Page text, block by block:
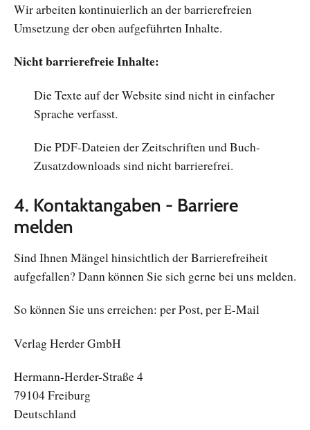
Wir arbeiten kontinuierlich an der barrierefreien
Umsetzung der oben aufgeführten Inhalte.
Nicht barrierefreie Inhalte:
Die Texte auf der Website sind nicht in einfacher
Sprache verfasst.
Die PDF-Dateien der Zeitschriften und Buch-
Zusatzdownloads sind nicht barrierefrei.
4. Kontaktangaben - Barriere
melden
Sind Ihnen Mängel hinsichtlich der Barrierefreiheit
aufgefallen? Dann können Sie sich gerne bei uns melden.
So können Sie uns erreichen: per Post, per E-Mail
Verlag Herder GmbH
Hermann-Herder-Straße 4
79104 Freiburg
Deutschland